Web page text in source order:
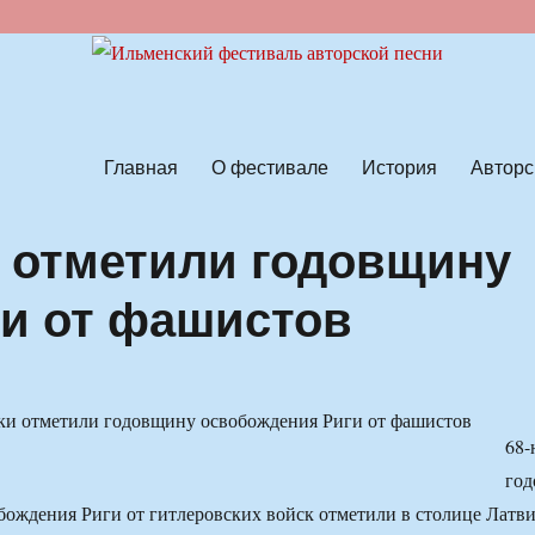
Главная О фестивале История
годовщину
от фашистов
Риги от гитлеровских войск отметили в столице